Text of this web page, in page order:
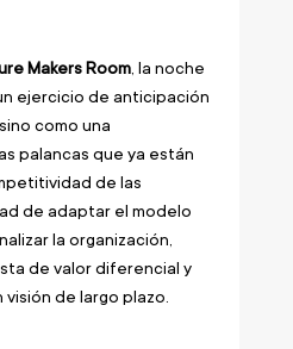
Makers Room, la noche
ejercicio de anticipación
como una
palancas que ya están
de las
de adaptar el modelo
la organización,
de valor diferencial y
de largo plazo.